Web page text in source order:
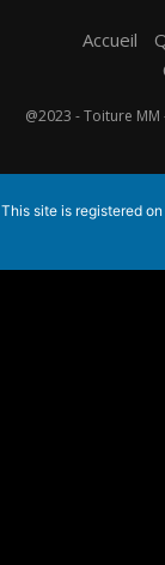
Accueil
@2023 - Toiture
This site is registered on